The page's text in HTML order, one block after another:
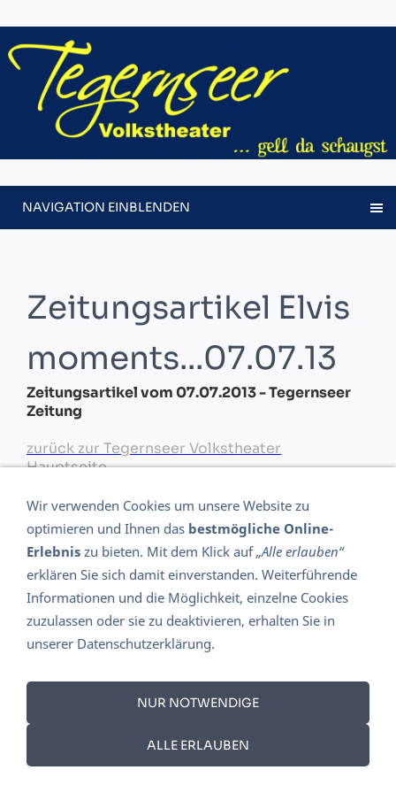
NAVIGATION EINBLENDEN
Zeitungsartikel Elvis
moments...07.07.13
Zeitungsartikel vom 07.07.2013 - Tegernseer
Zeitung
zurück zur Tegernseer Volkstheater
Hauptseite...
zurück zur Tegernseer Volkstheater
Hauptseite...
DATENSCHUTZ 2018 - DSGVO
Wir verwenden Cookies um unsere Website zu
optimieren und Ihnen das bestmögliche Online-
Erlebnis zu bieten. Mit dem Klick auf„Alle erlauben“
erklären Sie sich damit einverstanden. Weiterführende
Informationen und die Möglichkeit, einzelne Cookies
zuzulassen oder sie zu deaktivieren, erhalten Sie in
unserer Datenschutzerklärung.
NUR NOTWENDIGE
ALLE ERLAUBEN